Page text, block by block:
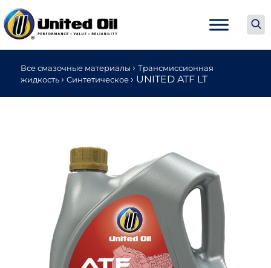
Все смазочные материалы› Трансмиссионная
жидкость› Синтетическое› UNITED ATF LT